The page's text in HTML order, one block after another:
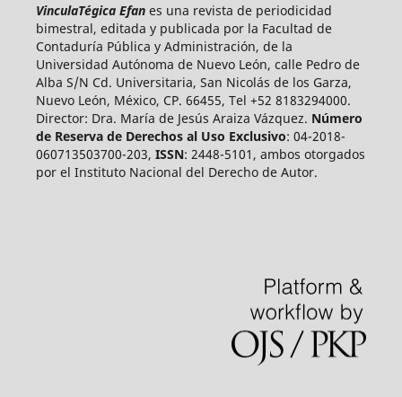
VinculaTégica Efanes una revista de periodicidad
bimestral, editada y publicada por la Facultad de
Contaduría Pública y Administración, de la
Universidad Autónoma de Nuevo León, calle Pedro de
Alba S/N Cd. Universitaria, San Nicolás de los Garza,
Nuevo León, México, CP. 66455, Tel +52 8183294000.
Director: Dra. María de Jesús Araiza Vázquez. Número
de Reserva de Derechos al Uso Exclusivo: 04-2018-
060713503700-203, ISSN: 2448-5101, ambos otorgados
por el Instituto Nacional del Derecho de Autor.